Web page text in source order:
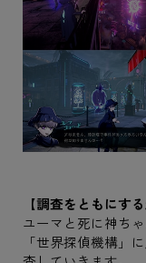
【調査をともにす
ユーマと死に神ち
「世界探偵機構」